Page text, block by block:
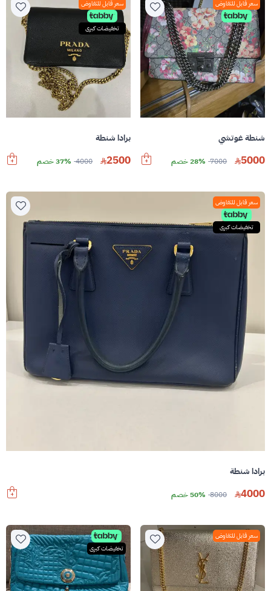
سعر قابل للتفاوض
شنطة غوتشي
5000
7000 28% خصم
سعر قابل للتفاوض
تخفيضات كبرى
برادا شنطة
2500
4000 37% خصم
سعر قابل للتفاوض
تخفيضات كبرى
برادا شنطة
4000
8000 50% خصم
سعر قابل للتفاوض
تخفيضات كبرى